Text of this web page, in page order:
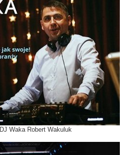
DJ Waka Robert Wakuluk